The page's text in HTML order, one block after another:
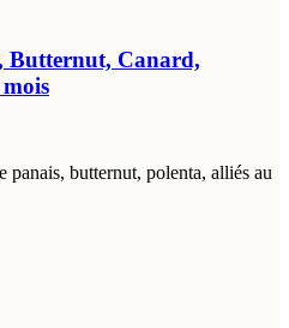
Butternut, Canard,
mois
panais, butternut, polenta, alliés au